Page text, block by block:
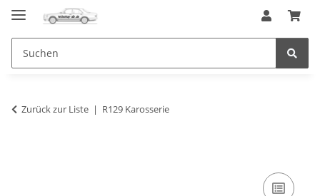
Zurück zur Liste R129 Karosserie